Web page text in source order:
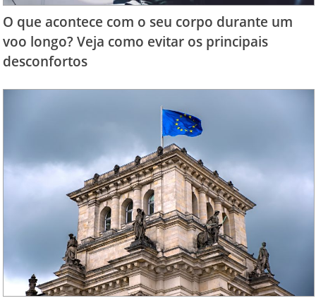
O que acontece com o seu corpo durante um
voo longo? Veja como evitar os principais
desconfortos